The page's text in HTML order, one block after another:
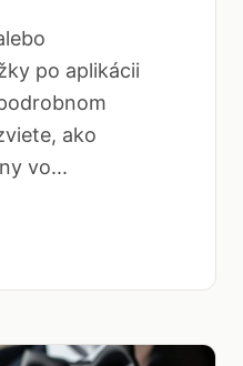
po aplikácii
ako
vo...